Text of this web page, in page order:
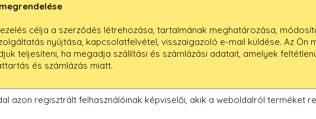
célja a szerződés létrehozása, tartalmának meghatározása,
nyújtása, kapcsolatfelvétel, visszaigazoló e-mail küldése. Az Ön
teljesíteni, ha megadja szállítási és számlázási adatait, amelyek
és számlázás miatt.
azon regisztrált felhasználóinak képviselői, akik a weboldalról terméket